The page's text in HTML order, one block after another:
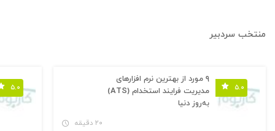
منتخب سردبیر
۵.۰
۹ مورد از بهترین نرم افزارهای
مدیریت فرایند استخدام (ATS)
به‌روز دنیا
۲۰ دقیقه
۵.۰